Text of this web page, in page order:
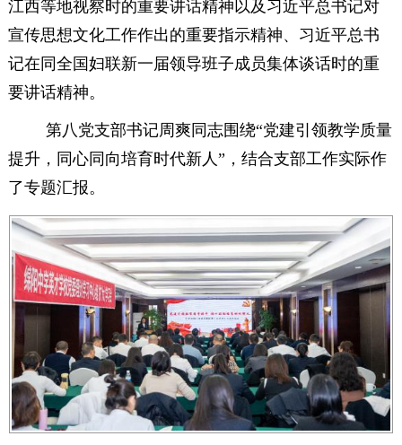
江西等地视察时的重要讲话精神以及习近平总书记对
宣传思想文化工作作出的重要指示精神、习近平总书
记在同全国妇联新一届领导班子成员集体谈话时的重
要讲话精神。
第八党支部书记周爽同志围绕“党建引领教学质量
提升，同心同向培育时代新人”，结合支部工作实际作
了专题汇报。